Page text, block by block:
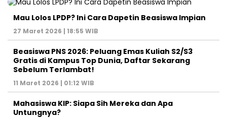
Mau Lolos LPDP? Ini Cara Dapetin Beasiswa Impian
27 Maret 2026 | 18:55 WIB
Beasiswa PNS 2026: Peluang Emas Kuliah S2/S3
Gratis di Kampus Top Dunia, Daftar Sekarang
Sebelum Terlambat!
11 Maret 2026 | 01:12 WIB
Mahasiswa KIP: Siapa Sih Mereka dan Apa
Untungnya?